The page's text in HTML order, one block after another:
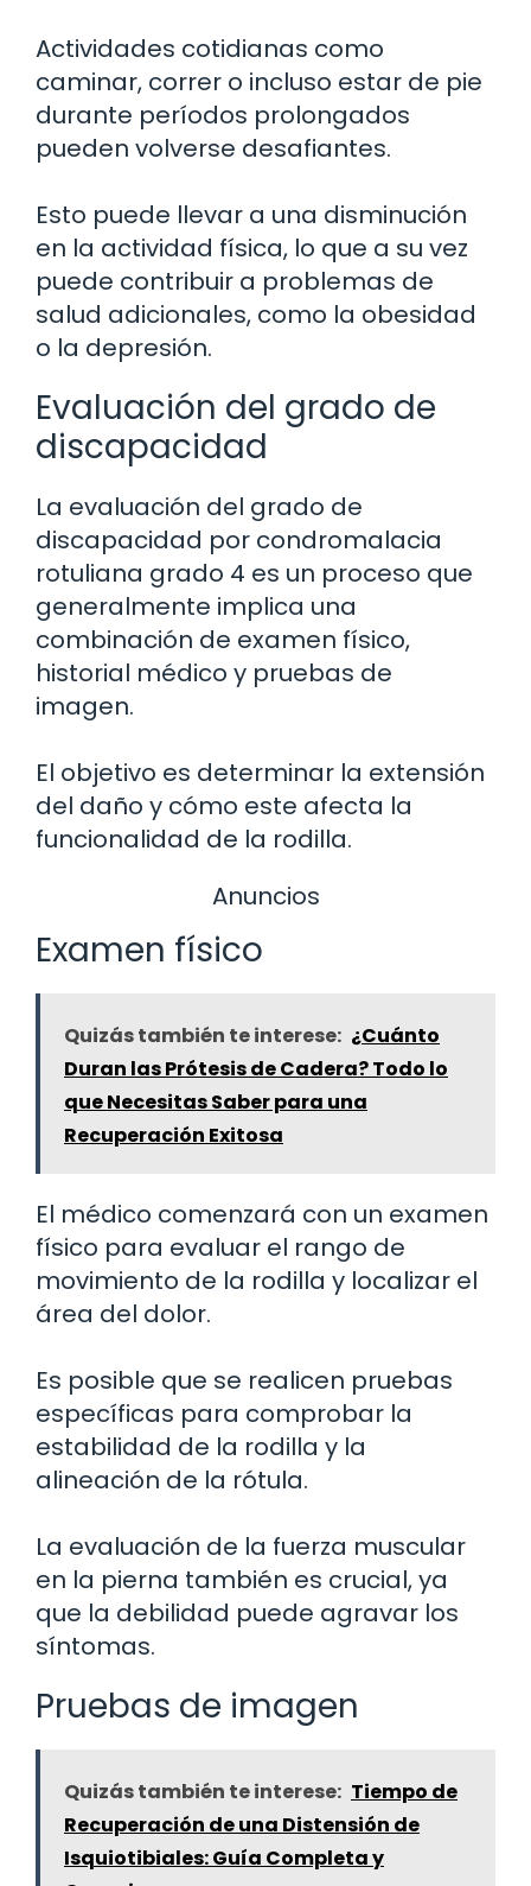
Actividades cotidianas como
caminar, correr o incluso estar de pie
durante períodos prolongados
pueden volverse desafiantes.
Esto puede llevar a una disminución
en la actividad física, lo que a su vez
puede contribuir a problemas de
salud adicionales, como la obesidad
o la depresión.
Evaluación del grado de
discapacidad
La evaluación del grado de
discapacidad por condromalacia
rotuliana grado 4 es un proceso que
generalmente implica una
combinación de examen físico,
historial médico y pruebas de
imagen.
El objetivo es determinar la extensión
del daño y cómo este afecta la
funcionalidad de la rodilla.
Anuncios
Examen físico
Quizás también te interese: ¿Cuánto
Duran las Prótesis de Cadera? Todo lo
que Necesitas Saber para una
Recuperación Exitosa
El médico comenzará con un examen
físico para evaluar el rango de
movimiento de la rodilla y localizar el
área del dolor.
Es posible que se realicen pruebas
específicas para comprobar la
estabilidad de la rodilla y la
alineación de la rótula.
La evaluación de la fuerza muscular
en la pierna también es crucial, ya
que la debilidad puede agravar los
síntomas.
Pruebas de imagen
Quizás también te interese: Tiempo de
Recuperación de una Distensión de
Isquiotibiales: Guía Completa y